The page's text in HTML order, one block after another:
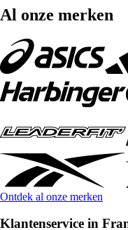
Al onze merken
Ontdek al onze merken
Klantenservice in